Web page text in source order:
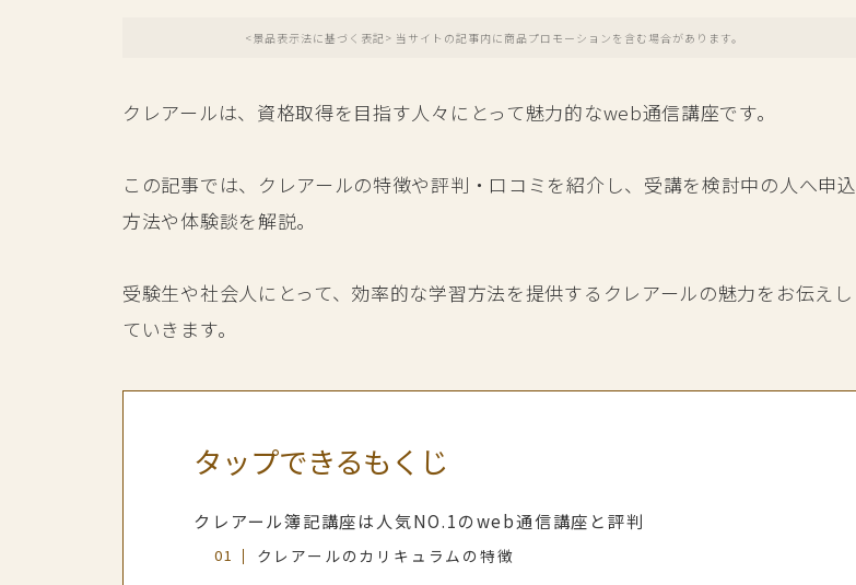
<景品表示法に基づく表記> 当サイトの記事内に商品プロモーションを含む場合があります。
クレアールは、資格取得を目指す人々にとって魅力的なweb通信講座です。
この記事では、クレアールの特徴や評判・口コミを紹介し、受講を検討中の人へ申込
方法や体験談を解説。
受験生や社会人にとって、効率的な学習方法を提供するクレアールの魅力をお伝えし
ていきます。
タップできるもくじ
クレアール簿記講座は人気NO.1のweb通信講座と評判
クレアールのカリキュラムの特徴